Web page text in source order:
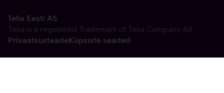
Telia Eesti AS
Telia is a registered Trademark of Telia Company AB
PrivaatsusteadeKüpsiste seaded